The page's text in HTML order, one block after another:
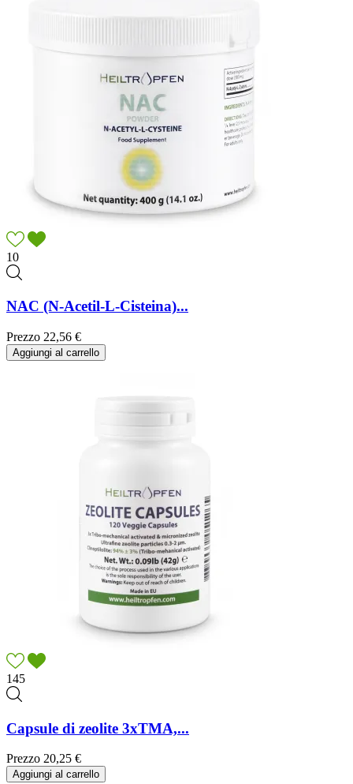
10
NAC (N-Acetil-L-Cisteina)...
Prezzo 22,56 €
Aggiungi al carrello
145
Capsule di zeolite 3xTMA,...
Prezzo 20,25 €
Aggiungi al carrello